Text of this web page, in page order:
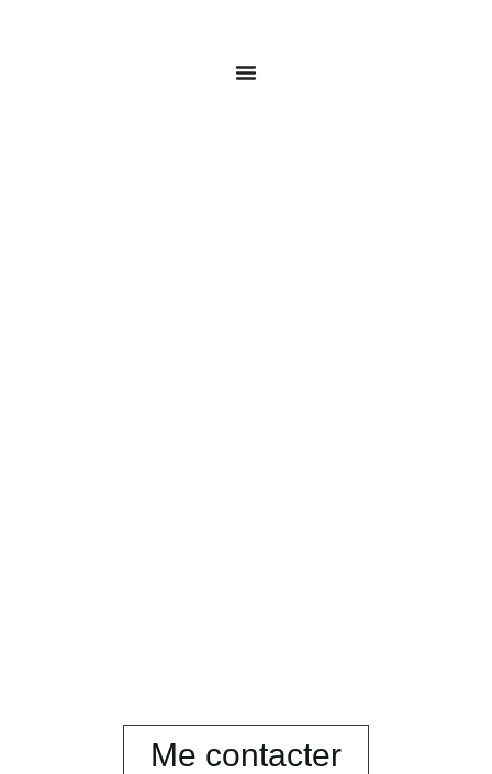
Me contacter